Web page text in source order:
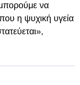
να
η ψυχική υγεία